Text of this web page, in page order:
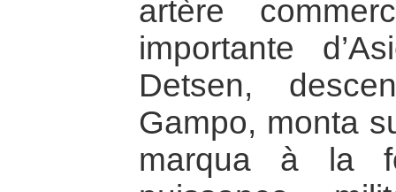
artère
importante
Detsen,
Gampo, monta
marqua à la